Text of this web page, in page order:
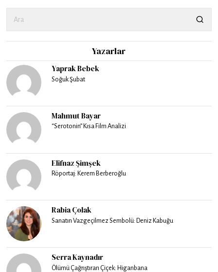
Yazarlar
Yaprak Bebek
Soğuk Şubat
Mahmut Bayar
“Serotonin” Kısa Film Analizi
Elifnaz Şimşek
Röportaj: Kerem Berberoğlu
Rabia Çolak
Sanatın Vazgeçilmez Sembolü: Deniz Kabuğu
Serra Kaynadır
Ölümü Çağrıştıran Çiçek: Higanbana